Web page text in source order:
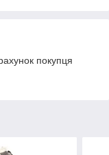
покупця